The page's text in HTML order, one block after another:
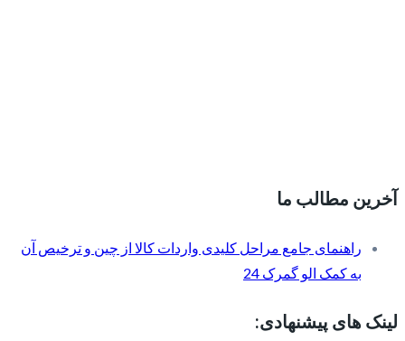
آخرین مطالب ما
راهنمای جامع مراحل کلیدی واردات کالا از چین و ترخیص آن
به کمک الو گمرک 24
لینک های پیشنهادی: